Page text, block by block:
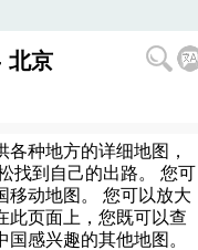
北京
种地方的详细地图，
找到自己的出路。 您可
移动地图。 您可以放大
此页面上，您既可以查
感兴趣的其他地图。